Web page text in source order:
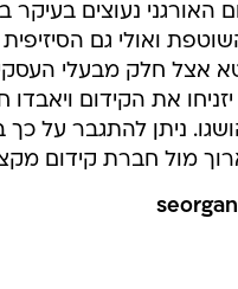
האורגני נעוצים בעיקר
ואולי גם
אצל חלק מבעלי
את הקידום ויאבדו
ניתן להתגבר על
מול חברת קידום